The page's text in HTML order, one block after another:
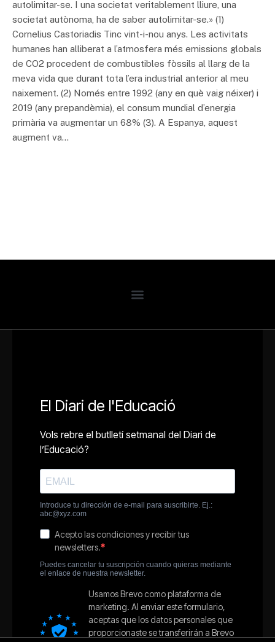
autolimitar-se. I una societat veritablement lliure, una
societat autònoma, ha de saber autolimitar-se.» (1)
Cornelius Castoriadis Tinc vint-i-nou anys. Les activitats
humanes han alliberat a l’atmosfera més emissions globals
de CO2 procedent de combustibles fòssils al llarg de la
meva vida que durant tota l’era industrial anterior al meu
naixement. (2) Només entre 1992 (any en què vaig néixer) i
2019 (any prepandèmia), el consum mundial d’energia
primària va augmentar un 68% (3). A Espanya, aquest
augment va…